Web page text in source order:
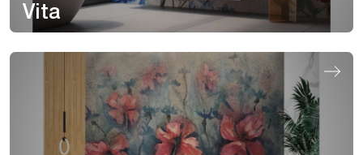
Vita